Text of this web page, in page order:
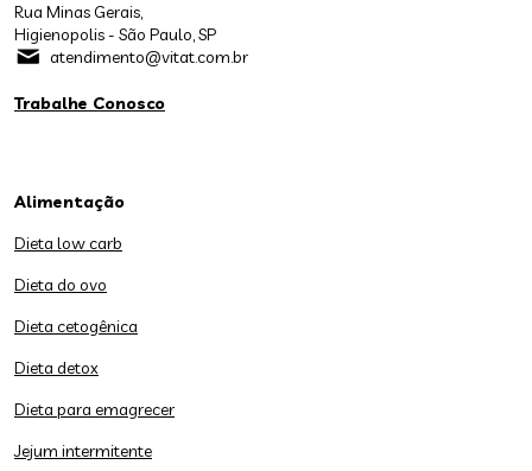
Rua Minas Gerais,
Higienopolis - São Paulo, SP
atendimento@vitat.com.br
Trabalhe Conosco
Alimentação
Dieta low carb
Dieta do ovo
Dieta cetogênica
Dieta detox
Dieta para emagrecer
Jejum intermitente